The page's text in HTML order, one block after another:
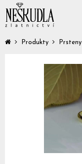
Produkty Prsteny